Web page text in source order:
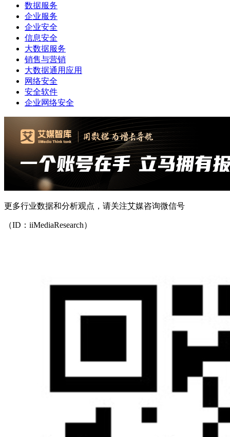
数据服务
企业服务
企业安全
信息安全
大数据服务
销售与营销
大数据通用应用
网络安全
安全软件
企业网络安全
更多行业数据和分析观点，请关注艾媒咨询微信号
（ID：iiMediaResearch）